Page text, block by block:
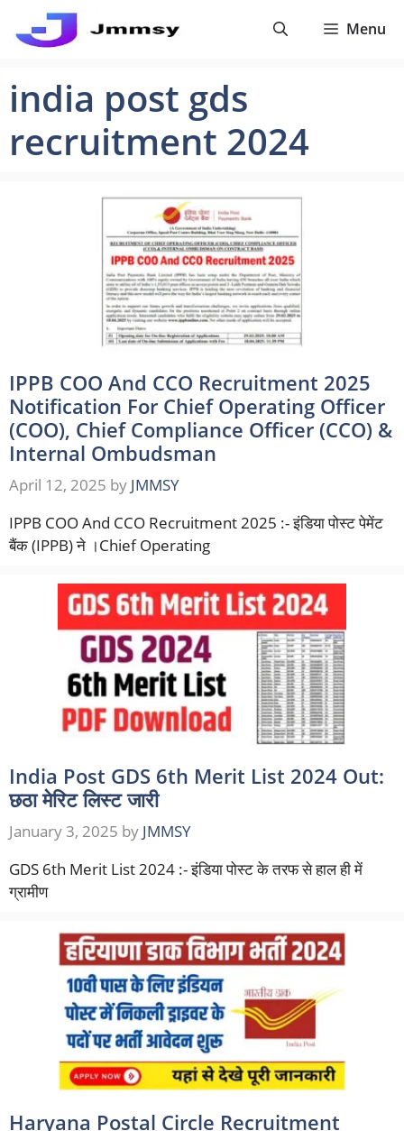
Menu
india post gds
recruitment 2024
IPPB COO And CCO Recruitment 2025
Notification For Chief Operating Officer
(COO), Chief Compliance Officer (CCO) &
Internal Ombudsman
April 12, 2025 by JMMSY
IPPB COO And CCO Recruitment 2025 :- इंडिया पोस्ट पेमेंट
बैंक (IPPB) ने ।Chief Operating
India Post GDS 6th Merit List 2024 Out:
छठा मेरिट लिस्ट जारी
January 3, 2025 by JMMSY
GDS 6th Merit List 2024 :- इंडिया पोस्ट के तरफ से हाल ही में
ग्रामीण
Haryana Postal Circle Recruitment